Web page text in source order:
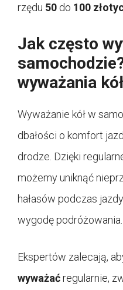
rzędu 50 do 100
Jak często
wyważania
Wyważanie kół w
dbałości o komfort
drodze. Dzięki
możemy uniknąć
hałasów podczas
wygodę podróżowania.
Ekspertów zalecają,
wyważaćregularnie,